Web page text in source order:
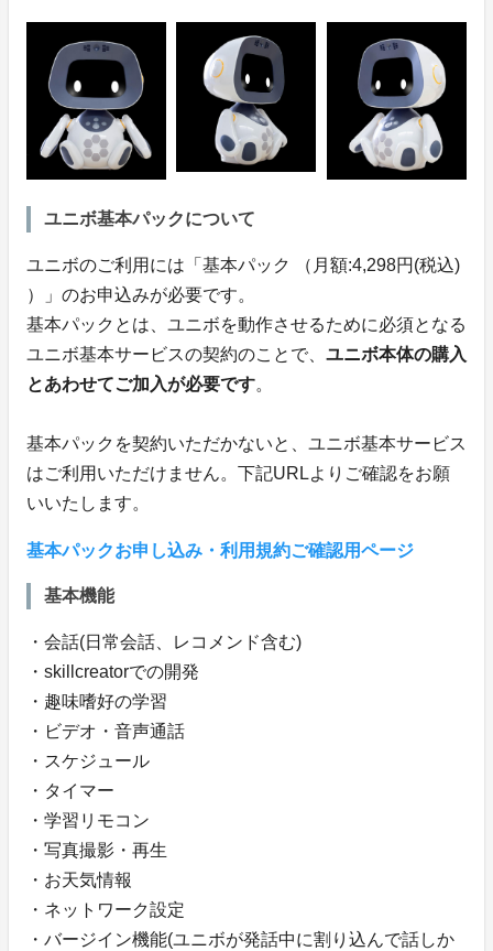
ユニボ基本パックについて
ユニボのご利用には「基本パック （月額:4,298円(税込)
）」のお申込みが必要です。
基本パックとは、ユニボを動作させるために必須となる
ユニボ基本サービスの契約のことで、 ユニボ本体の購入
とあわせてご加入が必要です。
基本パックを契約いただかないと、ユニボ基本サービス
はご利用いただけません。下記URLよりご確認をお願
いいたします。
基本パックお申し込み・利用規約ご確認用ページ
基本機能
・会話(日常会話、レコメンド含む)
・skillcreatorでの開発
・趣味嗜好の学習
・ビデオ・音声通話
・スケジュール
・タイマー
・学習リモコン
・写真撮影・再生
・お天気情報
・ネットワーク設定
・バージイン機能(ユニボが発話中に割り込んで話しか